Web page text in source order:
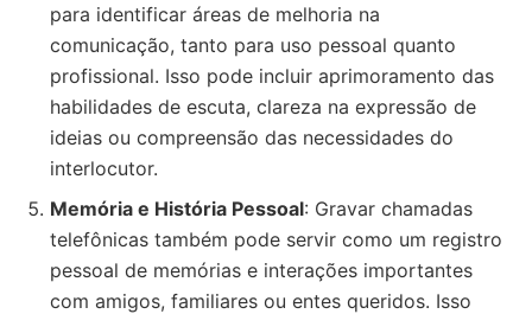
para identificar áreas de melhoria na
comunicação, tanto para uso pessoal quanto
profissional. Isso pode incluir aprimoramento das
habilidades de escuta, clareza na expressão de
ideias ou compreensão das necessidades do
interlocutor.
Memória e História Pessoal: Gravar chamadas
telefônicas também pode servir como um registro
pessoal de memórias e interações importantes
com amigos, familiares ou entes queridos. Isso